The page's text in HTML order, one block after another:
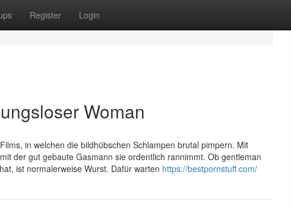
Register Login
Woman
in welchen die bildhübschen Schlampen brutal pimpern. Mit
der gut gebaute Gasmann sie ordentlich rannimmt. Ob gentleman
ist normalerweise Wurst. Dafür warten https://bestpornstuff.com/